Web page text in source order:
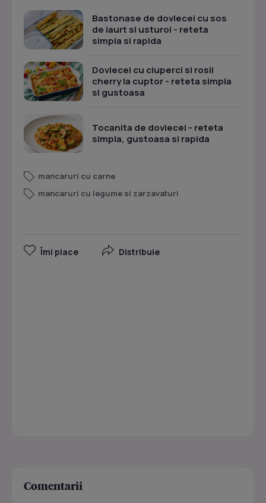
Bastonase de dovlecei cu sos
de iaurt si usturoi - reteta
simpla si rapida
Dovlecei cu ciuperci si rosii
cherry la cuptor - reteta simpla
si gustoasa
Tocanita de dovlecei - reteta
simpla, gustoasa si rapida
mancaruri cu carne
mancaruri cu legume si zarzavaturi
Îmi place Distribuie
Comentarii